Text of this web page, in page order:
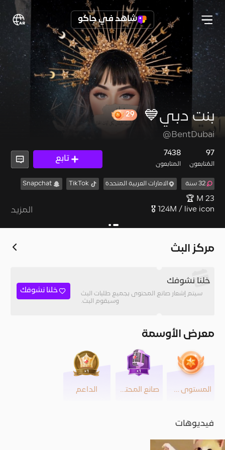
شاهد في جاكو
بنت دبي💙
@BentDubai
97
المُتابعون
7438
المتابعون
تابع
32 سنة الامارات العربية المتحدة TikTok
124M / live icon 🎖️
الحساب الرسمي
المزيد
مركز البث
خلنا نشوفك
سيتم إشعار صانع المحتوى بجميع طلبات البث
وسيقوم البث.
خلنا نشوفك
معرض الأوسمة
المستوى 29 صانع المحتوى الداعم
فيديوهات